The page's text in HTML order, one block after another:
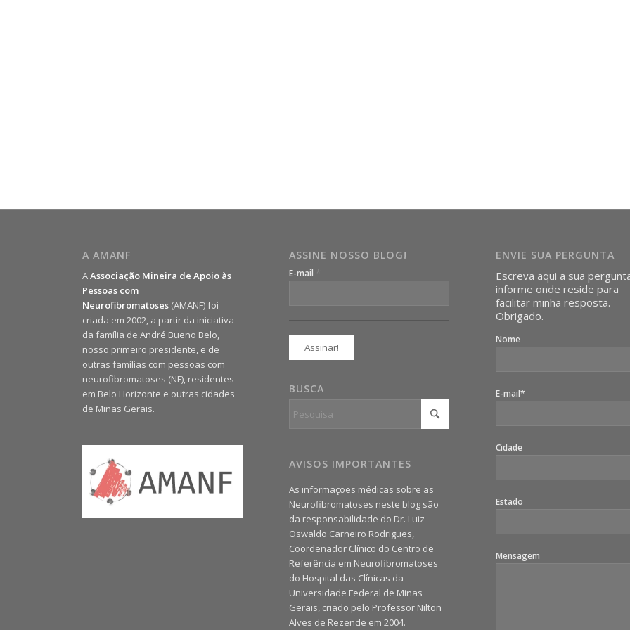
A AMANF
AAssociação Mineira de Apoio às
Pessoas com
Neurofibromatoses (AMANF) foi
criada em 2002, a partir da iniciativa
da família de André Bueno Belo,
nosso primeiro presidente, e de
outras famílias com pessoas com
neurofibromatoses (NF), residentes
em Belo Horizonte e outras cidades
de Minas Gerais.
ASSINE NOSSO BLOG!
E-mail
BUSCA
AVISOS IMPORTANTES
As informações médicas sobre as
Neurofibromatoses neste blog são
da responsabilidade do Dr. Luiz
Oswaldo Carneiro Rodrigues,
Coordenador Clínico do Centro de
Referência em Neurofibromatoses
do Hospital das Clínicas da
Universidade Federal de Minas
Gerais, criado pelo Professor Nilton
Alves de Rezende em 2004.
ENVIE SUA PERGUNTA
Escreva aqui a sua
informe onde reside para
facilitar minha resposta.
Obrigado.
Nome
E-mail*
Cidade
Estado
Mensagem